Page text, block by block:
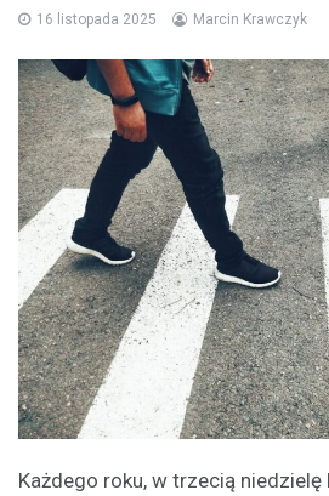
16 listopada 2025 Marcin Krawczyk
Każdego roku, w trzecią